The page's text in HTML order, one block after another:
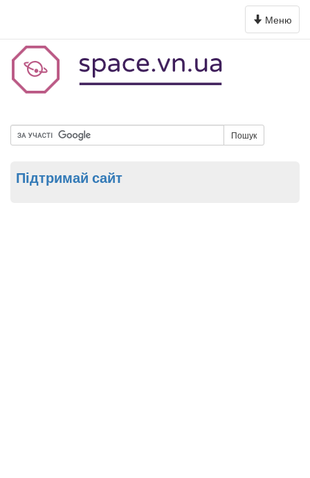
Toggle
navigation
Меню
Пошук
Підтримай сайт